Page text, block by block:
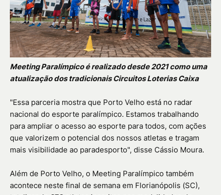
Meeting Paralímpico é realizado desde 2021 como uma
atualização dos tradicionais Circuitos Loterias Caixa
"Essa parceria mostra que Porto Velho está no radar
nacional do esporte paralímpico. Estamos trabalhando
para ampliar o acesso ao esporte para todos, com ações
que valorizem o potencial dos nossos atletas e tragam
mais visibilidade ao paradesporto", disse Cássio Moura.
Além de Porto Velho, o Meeting Paralímpico também
acontece neste final de semana em Florianópolis (SC),